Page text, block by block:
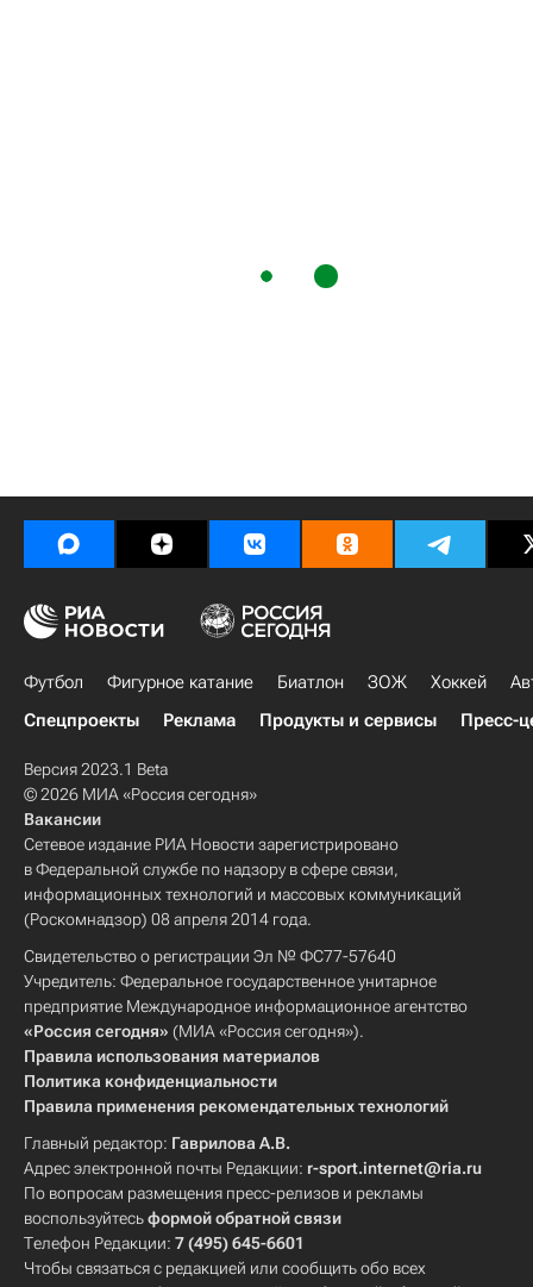
Футбол Фигурное катание Биатлон ЗОЖ Хоккей
Спецпроекты
Реклама Продукты и сервисы Пресс-
Версия 2023.1 Beta
© 2026 МИА «Россия сегодня»
Вакансии
Сетевое издание РИА Новости зарегистрировано
в Федеральной службе по надзору в сфере связи,
информационных технологий и массовых коммуникаций
(Роскомнадзор) 08 апреля 2014 года.
Свидетельство о регистрации Эл № ФС77-57640
Учредитель: Федеральное государственное унитарное
предприятие Международное информационное агентство
«Россия сегодня» (МИА «Россия сегодня»).
Правила использования материалов
Политика конфиденциальности
Правила применения рекомендательных технологий
Главный редактор: Гаврилова А.В.
Адрес электронной почты Редакции: r-sport.internet@ria.ru
По вопросам размещения пресс-релизов и рекламы
воспользуйтесьформой обратной связи
Телефон Редакции: 7 (495) 645-6601
Чтобы связаться с редакцией или сообщить обо всех